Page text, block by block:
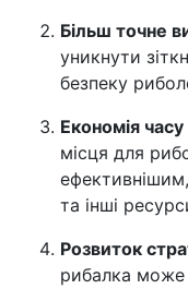
Більш точне
уникнути
безпеку
Економія
місця для
та інші
Розвиток
рибалка може